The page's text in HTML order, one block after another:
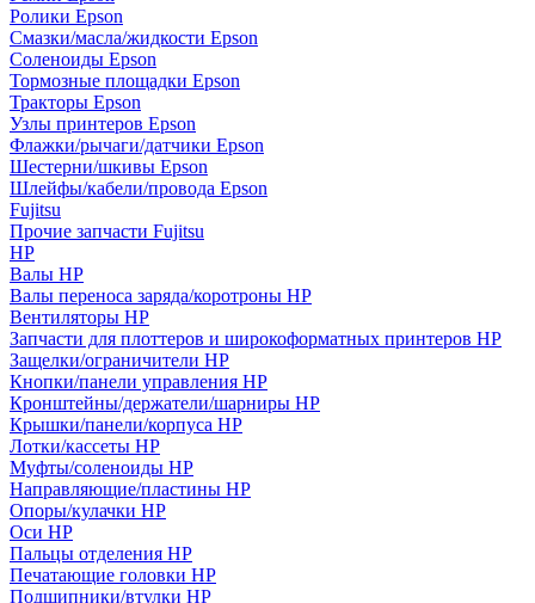
Ролики Epson
Смазки/масла/жидкости Epson
Соленоиды Epson
Тормозные площадки Epson
Тракторы Epson
Узлы принтеров Epson
Флажки/рычаги/датчики Epson
Шестерни/шкивы Epson
Шлейфы/кабели/провода Epson
Fujitsu
Прочие запчасти Fujitsu
HP
Валы HP
Валы переноса заряда/коротроны HP
Вентиляторы HP
Запчасти для плоттеров и широкоформатных принтеров HP
Защелки/ограничители HP
Кнопки/панели управления HP
Кронштейны/держатели/шарниры HP
Крышки/панели/корпуса HP
Лотки/кассеты HP
Муфты/соленоиды HP
Направляющие/пластины HP
Опоры/кулачки HP
Оси HP
Пальцы отделения HP
Печатающие головки HP
Подшипники/втулки HP